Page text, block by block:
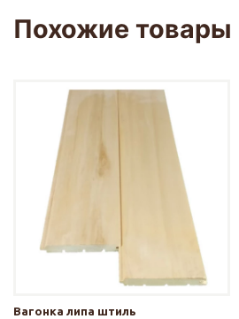
Похожие товары
Вагонка липа штиль